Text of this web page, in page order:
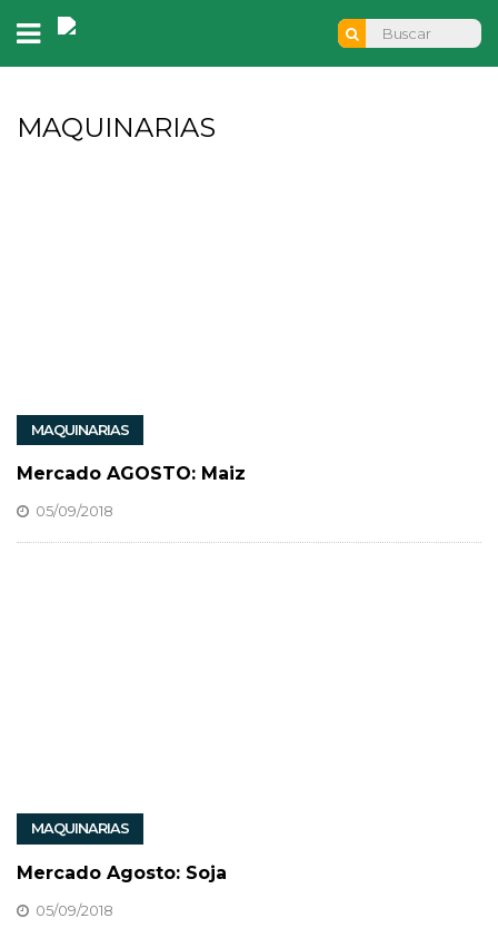
MAQUINARIAS
MAQUINARIAS
Mercado AGOSTO: Maiz
05/09/2018
MAQUINARIAS
Mercado Agosto: Soja
05/09/2018